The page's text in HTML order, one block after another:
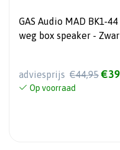
GAS Audio MAD BK1-
weg box speaker -
adviesprijs €44,95
Op voorraad